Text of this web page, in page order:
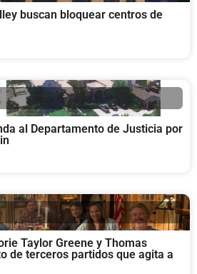
buscan bloquear centros de
al Departamento de Justicia por
Taylor Greene y Thomas
de terceros partidos que agita a